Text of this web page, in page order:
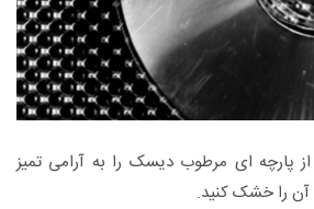
پارچه ای مرطوب دیسک را به آرامی تمیز
را خشک کنید.